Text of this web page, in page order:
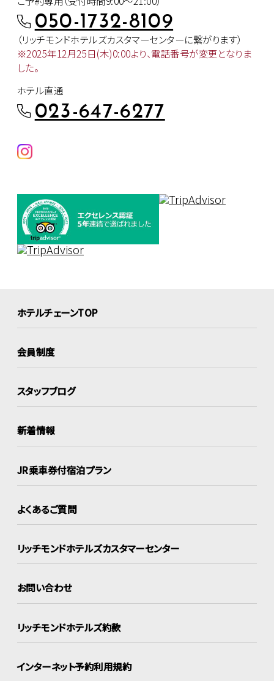
050-1732-8109
（リッチモンドホテルズカスタマーセンターに繋がります）
※2025年12月25日(木)0:00より、電話番号が変更となりま
した。
ホテル直通
023-647-6277
ホテルチェーンTOP
会員制度
スタッフブログ
新着情報
JR乗車券付宿泊プラン
よくあるご質問
リッチモンドホテルズカスタマーセンター
お問い合わせ
リッチモンドホテルズ約款
インターネット予約利用規約